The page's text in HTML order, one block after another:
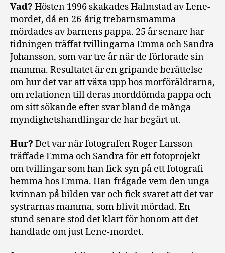
Vad? Hösten 1996 skakades Halmstad av Lene-
mordet, då en 26-årig trebarnsmamma
mördades av barnens pappa. 25 år senare har
tidningen träffat tvillingarna Emma och Sandra
Johansson, som var tre år när de förlorade sin
mamma. Resultatet är en gripande berättelse
om hur det var att växa upp hos morföräldrarna,
om relationen till deras morddömda pappa och
om sitt sökande efter svar bland de många
myndighetshandlingar de har begärt ut.
Hur? Det var när fotografen Roger Larsson
träffade Emma och Sandra för ett fotoprojekt
om tvillingar som han fick syn på ett fotografi
hemma hos Emma. Han frågade vem den unga
kvinnan på bilden var och fick svaret att det var
systrarnas mamma, som blivit mördad. En
stund senare stod det klart för honom att det
handlade om just Lene-mordet.